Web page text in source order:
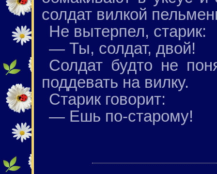
солдат вилкой
Не вытерпел, старик:
— Ты, солдат, двой!
Солдат будто не
поддевать на вилку.
Старик говорит:
— Ешь по-старому!